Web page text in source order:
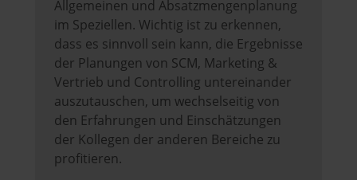
Allgemeinen und Absatzmengenplanung
im Speziellen. Wichtig ist zu erkennen,
dass es sinnvoll sein kann, die Ergebnisse
der Planungen von SCM, Marketing &
Vertrieb und Controlling untereinander
auszutauschen, um wechselseitig von
den Erfahrungen und Einschätzungen
der Kollegen der anderen Bereiche zu
profitieren.